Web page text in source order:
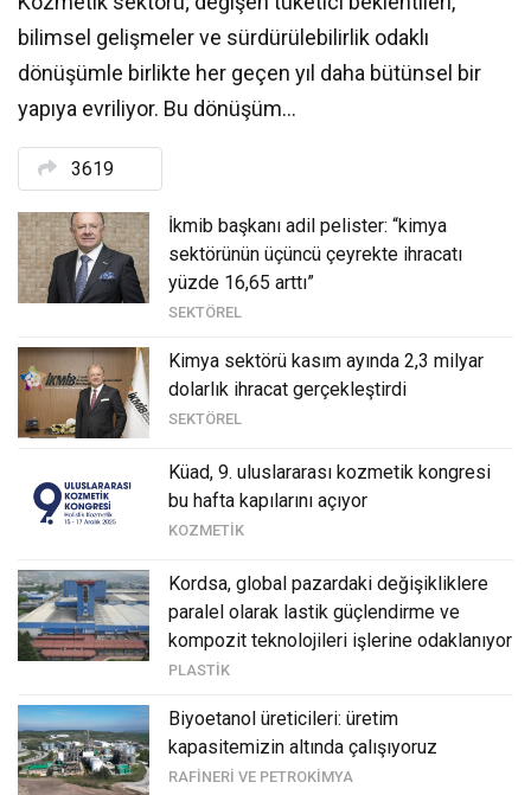
bilimsel gelişmeler ve sürdürülebilirlik odaklı
dönüşümle birlikte her geçen yıl daha bütünsel bir
yapıya evriliyor. Bu dönüşüm...
3619
i̇kmi̇b başkani adi̇l peli̇ster: “kimya
sektörünün üçüncü çeyrekte ihracatı
yüzde 16,65 arttı”
SEKTÖREL
ki̇mya sektörü kasim ayinda 2,3 mi̇lyar
dolarlik i̇hracat gerçekleşti̇rdi̇
SEKTÖREL
küad, 9. uluslararasi kozmeti̇k kongresi̇
bu hafta kapilarini açiyor
KOZMETIK
kordsa, global pazardaki̇ deği̇şi̇kli̇klere
paralel olarak lasti̇k güçlendi̇rme ve
kompozi̇t teknoloji̇leri̇ i̇şleri̇ne odaklaniyor
PLASTIK
bi̇yoetanol üreti̇ci̇leri̇: üreti̇m
kapasi̇temi̇zi̇n altinda çalişiyoruz
RAFINERI VE PETROKIMYA